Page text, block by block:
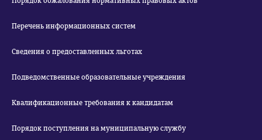
Перечень информационных систем
Сведения о предоставленных льготах
Подведомственные образовательные учреждения
Квалификационные требования к кандидатам
Порядок поступления на муниципальную службу